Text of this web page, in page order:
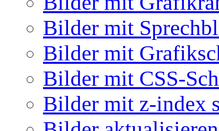
Bilder mit
Bilder mit
Bilder mit CSS-
Bilder mit z-index